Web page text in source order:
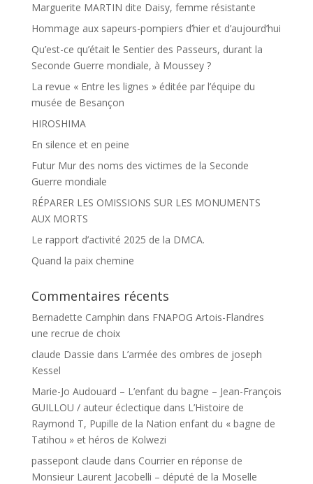
Marguerite MARTIN dite Daisy, femme résistante
Hommage aux sapeurs-pompiers d’hier et d’aujourd’hui
Qu’est-ce qu’était le Sentier des Passeurs, durant la
Seconde Guerre mondiale, à Moussey ?
La revue « Entre les lignes » éditée par l’équipe du
musée de Besançon
HIROSHIMA
En silence et en peine
Futur Mur des noms des victimes de la Seconde
Guerre mondiale
RÉPARER LES OMISSIONS SUR LES MONUMENTS
AUX MORTS
Le rapport d’activité 2025 de la DMCA.
Quand la paix chemine
Commentaires récents
Bernadette Camphin dans FNAPOG Artois-Flandres
une recrue de choix
claude Dassie dans L’armée des ombres de joseph
Kessel
Marie-Jo Audouard – L’enfant du bagne – Jean-François
GUILLOU / auteur éclectique dans L’Histoire de
Raymond T, Pupille de la Nation enfant du « bagne de
Tatihou » et héros de Kolwezi
passepont claude dans Courrier en réponse de
Monsieur Laurent Jacobelli – député de la Moselle